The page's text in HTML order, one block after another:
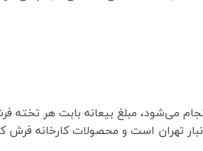
بیعانه بابت هر تخته فرش ۱/۴ قیمت آن
تهران است و محصولات کارخانه فرش